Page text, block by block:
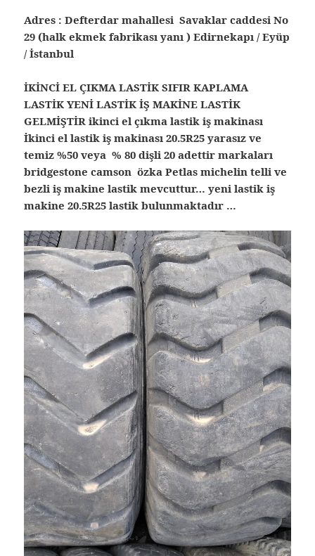
Adres : Defterdar mahallesi Savaklar caddesi No
29 (halk ekmek fabrikası yanı ) Edirnekapı / Eyüp
/ İstanbul
İKİNCİ EL ÇIKMA LASTİK SIFIR KAPLAMA
LASTİK YENİ LASTİK İŞ MAKİNE LASTİK
GELMİŞTİR ikinci el çıkma lastik iş makinası
İkinci el lastik iş makinası 20.5R25 yarasız ve
temiz %50 veya % 80 dişli 20 adettir markaları
bridgestone camson özka Petlas michelin telli ve
bezli iş makine lastik mevcuttur… yeni lastik iş
makine 20.5R25 lastik bulunmaktadır …